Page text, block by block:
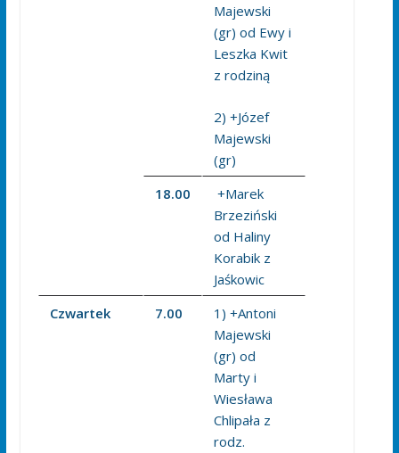
Majewski
(gr) od Ewy i
Leszka Kwit
z rodziną
2) +Józef
Majewski
(gr)
18.00
+Marek
Brzeziński
od Haliny
Korabik z
Jaśkowic
Czwartek
7.00
1) +Antoni
Majewski
(gr) od
Marty i
Wiesława
Chlipała z
rodz.